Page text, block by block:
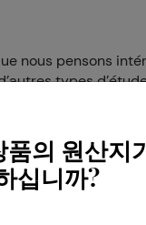
nous pensons
types
de vos
a fait tout ce
technologies et
의 원산지
십니까?